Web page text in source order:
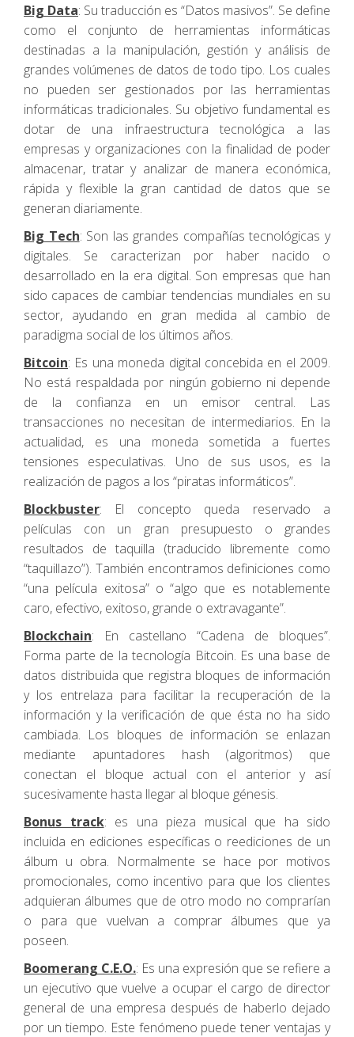
Big Data: Su traducción es “Datos masivos”. Se define
como el conjunto de herramientas informáticas
destinadas a la manipulación, gestión y análisis de
grandes volúmenes de datos de todo tipo. Los cuales
no pueden ser gestionados por las herramientas
informáticas tradicionales. Su objetivo fundamental es
dotar de una infraestructura tecnológica a las
empresas y organizaciones con la finalidad de poder
almacenar, tratar y analizar de manera económica,
rápida y flexible la gran cantidad de datos que se
generan diariamente.
Big Tech: Son las grandes compañías tecnológicas y
digitales. Se caracterizan por haber nacido o
desarrollado en la era digital. Son empresas que han
sido capaces de cambiar tendencias mundiales en su
sector, ayudando en gran medida al cambio de
paradigma social de los últimos años.
Bitcoin: Es una moneda digital concebida en el 2009.
No está respaldada por ningún gobierno ni depende
de la confianza en un emisor central. Las
transacciones no necesitan de intermediarios. En la
actualidad, es una moneda sometida a fuertes
tensiones especulativas. Uno de sus usos, es la
realización de pagos a los “piratas informáticos”.
Blockbuster: El concepto queda reservado a
películas con un gran presupuesto o grandes
resultados de taquilla (traducido libremente como
“taquillazo”). También encontramos definiciones como
“una película exitosa” o “algo que es notablemente
caro, efectivo, exitoso, grande o extravagante”.
Blockchain: En castellano “Cadena de bloques”.
Forma parte de la tecnología Bitcoin. Es una base de
datos distribuida que registra bloques de información
y los entrelaza para facilitar la recuperación de la
información y la verificación de que ésta no ha sido
cambiada. Los bloques de información se enlazan
mediante apuntadores hash (algoritmos) que
conectan el bloque actual con el anterior y así
sucesivamente hasta llegar al bloque génesis.
Bonus track: es una pieza musical que ha sido
incluida en ediciones específicas o reediciones de un
álbum u obra. Normalmente se hace por motivos
promocionales, como incentivo para que los clientes
adquieran álbumes que de otro modo no comprarían
o para que vuelvan a comprar álbumes que ya
poseen.
Boomerang C.E.O.: Es una expresión que se refiere a
un ejecutivo que vuelve a ocupar el cargo de director
general de una empresa después de haberlo dejado
por un tiempo. Este fenómeno puede tener ventajas y